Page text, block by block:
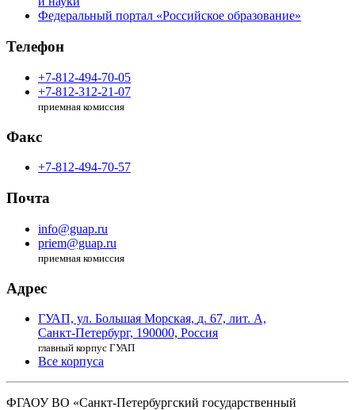
Федеральный портал «Российское образование»
Телефон
+7-812-494-70-05
+7-812-312-21-07
приемная комиссия
Факс
+7-812-494-70-57
Почта
info@guap.ru
priem@guap.ru
приемная комиссия
Адрес
ГУАП, ул. Большая Морская, д. 67, лит. А,
Санкт-Петербург, 190000, Россия
главный корпус ГУАП
Все корпуса
ФГАОУ ВО «Санкт-Петербургский государственный